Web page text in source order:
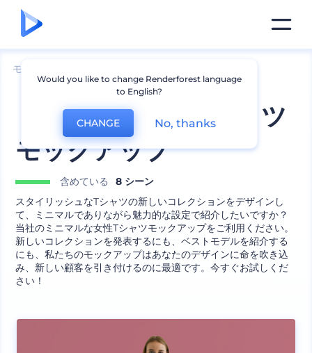
モックアップ
ミニマルな女性Tシャツ
モックアップ
含めている
8 シーン
スタイリッシュなTシャツの新しいコレクションをデザインし
て、ミニマルでありながら魅力的な設定で紹介したいですか？
当社のミニマルな女性Tシャツモックアップをご利用ください。
新しいコレクションを発表するにも、ベストモデルを紹介する
にも、私たちのモックアップはあなたのデザインに命を吹き込
み、新しい顧客を引き付けるのに最適です。今すぐお試しくだ
さい！
Would you like to change Renderforest language
to English?
CHANGE No, thanks